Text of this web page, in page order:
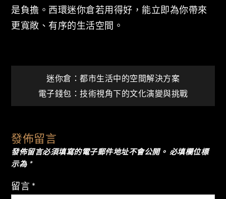
是負擔。西環迷你倉若用得好，能立即為你帶來
更寬敞、有序的生活空間。
文
章
導
覽
迷你倉：都市生活中的空間解決方案
電子錢包：技術視角下的文化演變與挑戰
發佈留言
發佈留言必須填寫的電子郵件地址不會公開。 必填欄位標
示為 *
留言 *